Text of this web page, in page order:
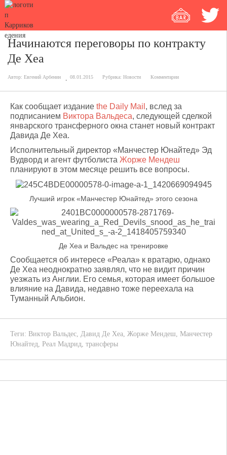
Начинаются переговоры по контракту
Де Хеа
Автор: Евгений Арбенин 08.01.2015 Рубрика: Новости Комментарии
Как сообщает издание the Daily Mail , вслед за
подписанием Виктора Вальдеса, следующей сделкой
январского трансферного окна станет новый контракт
Давида Де Хеа.
Исполнительный директор «Манчестер Юнайтед» Эд
Вудворд и агент футболиста Жорже Мендеш
планируют в этом месяце решить все вопросы.
Лучший игрок «Манчестер Юнайтед» этого сезона
Де Хеа и Вальдес на тренировке
Сообщается об интересе «Реала» к вратарю, однако
Де Хеа неоднократно заявлял, что не видит причин
уезжать из Англии. Его семья, которая имеет большое
влияние на Давида, недавно тоже переехала на
Туманный Альбион.
Теги: Виктор Вальдес, Давид Де Хеа, Жорже Мендеш, Манчестер
Юнайтед, Реал Мадрид, трансферы